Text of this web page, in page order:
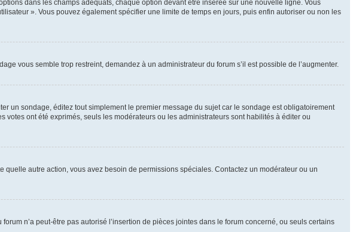
dans les champs adéquats, chaque option devant être insérée sur une nouvelle ligne. Vous
». Vous pouvez également spécifier une limite de temps en jours, puis enfin autoriser ou non les
vous semble trop restreint, demandez à un administrateur du forum s’il est possible de l’augmenter.
un sondage, éditez tout simplement le premier message du sujet car le sondage est obligatoirement
ont été exprimés, seuls les modérateurs ou les administrateurs sont habilités à éditer ou
autre action, vous avez besoin de permissions spéciales. Contactez un modérateur ou un
n’a peut-être pas autorisé l’insertion de pièces jointes dans le forum concerné, ou seuls certains